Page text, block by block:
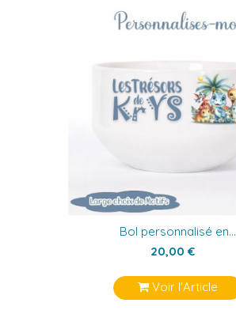
Bol personnalisé en...
20,00 €
Voir l'Article